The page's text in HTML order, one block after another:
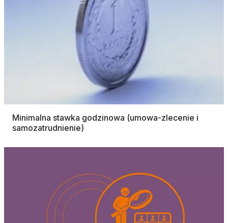
Minimalna stawka godzinowa (umowa-zlecenie i
samozatrudnienie)